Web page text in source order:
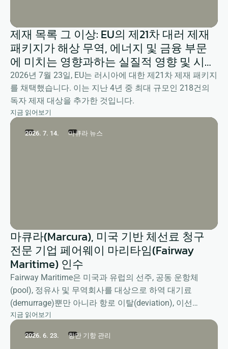
제재 목록 그 이상: EU의 제21차 대러 제재
패키지가 해상 무역, 에너지 및 금융 부문
에 미치는 영향과하는 실질적 영향 및 시사
점
2026년 7월 23일, EU는 러시아에 대한 제21차 제재 패키지
를 채택했습니다. 이는 지난 4년 중 최대 규모인 218건의
독자 제재 대상을 추가한 것입니다.
지금 읽어보기
2026. 7. 14. 마큐라 뉴스
마큐라(Marcura), 미국 기반 체선료 청구
전문 기업 페어웨이 마리타임(Fairway
Maritime) 인수
Fairway Maritime은 미국과 유럽의 선주, 공동 운항체
(pool), 정유사 및 무역회사를 대상으로 하역 대기료
(demurrage)뿐만 아니라 항로 이탈(deviation), 이선
(shifting), 계류(detention) 등 대선 관련 보상 청구를 포함
한 포괄적인 클레임 관리 서비스를 제공합니다.
지금 읽어보기
2026. 6. 23. 항만 기항 관리